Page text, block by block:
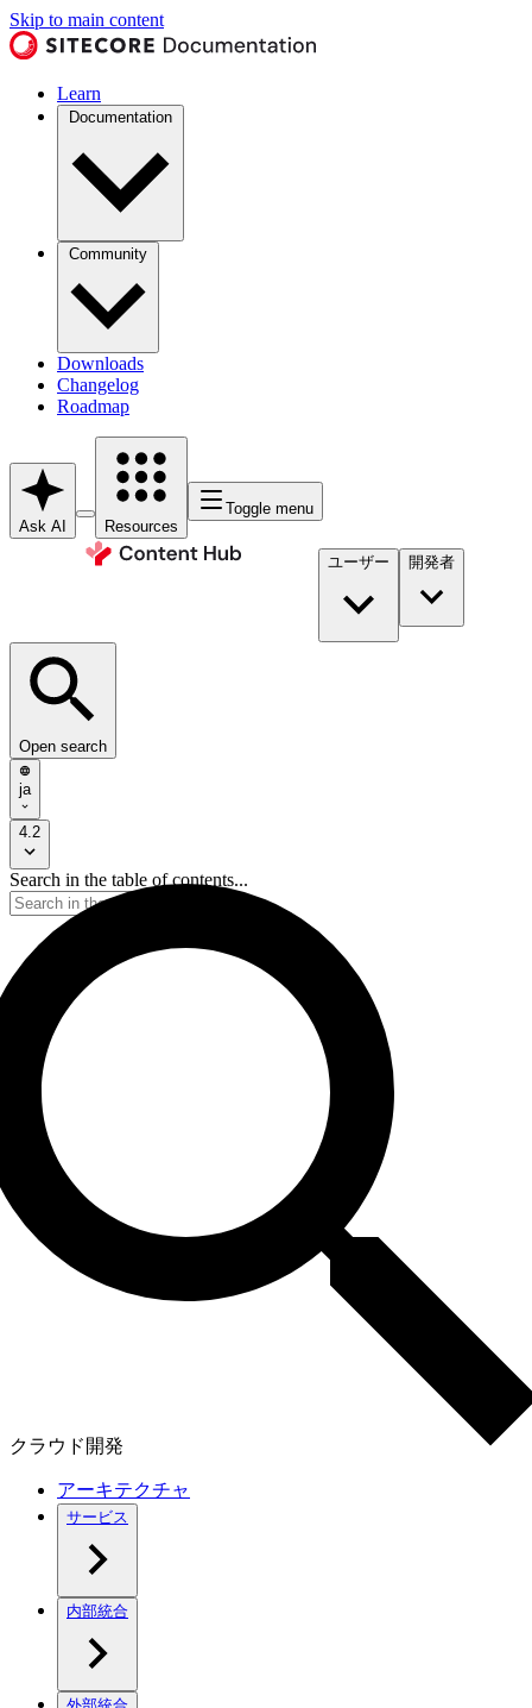
Skip to main content
Learn
Documentation
Community
Downloads
Changelog
Roadmap
Ask AI Resources
Toggle menu
ユーザー 開発者​
Open search
ja
4.2
Search in the table of contents...
クラウド開発
アーキテクチャ
サービス
内部統合